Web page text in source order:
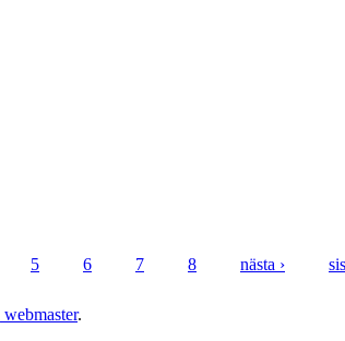
5 6 7 8 nästa ›
webmaster.